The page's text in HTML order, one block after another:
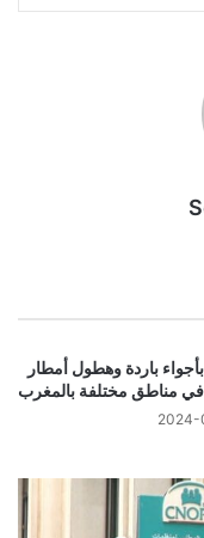
باردة وهطول أمطار
مناطق مختلفة بالمغرب
2024-